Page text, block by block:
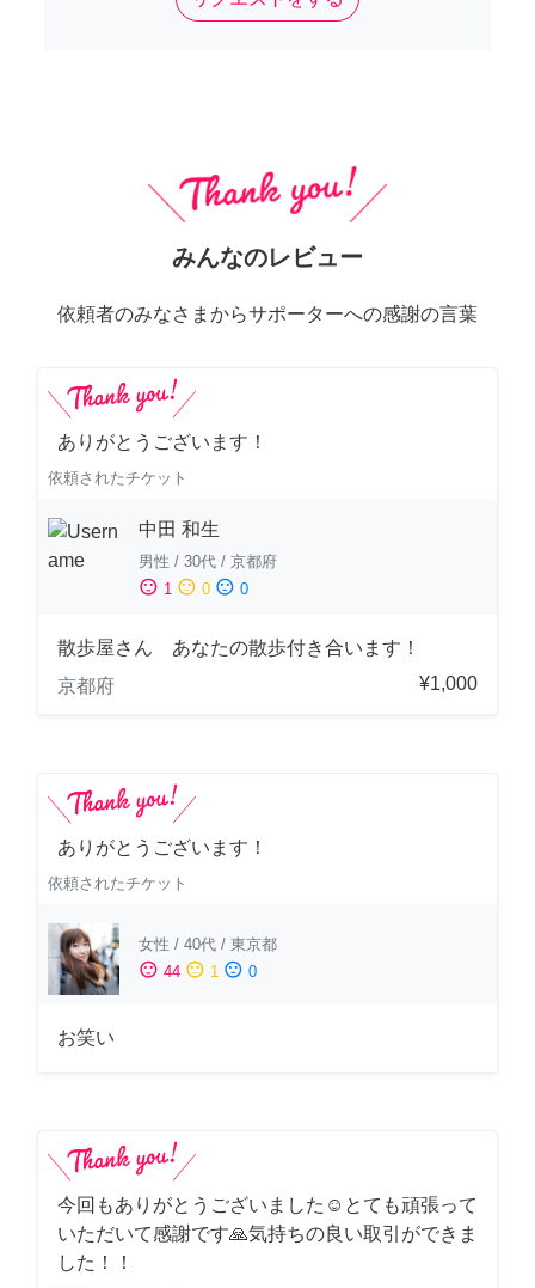
みんなのレビュー
依頼者のみなさまからサポーターへの感謝の言葉
ありがとうございます！
依頼されたチケット
中田 和生
男性 / 30代 / 京都府
sentiment_satisfied 1 sentiment_neutral 0 sentiment_dissatisfied 0
散歩屋さん あなたの散歩付き合います！
京都府
¥1,000
ありがとうございます！
依頼されたチケット
女性 / 40代 / 東京都
sentiment_satisfied 44 sentiment_neutral 1 sentiment_dissatisfied 0
お笑い
今回もありがとうございました☺️とても頑張って
いただいて感謝です🙏気持ちの良い取引ができま
した！！